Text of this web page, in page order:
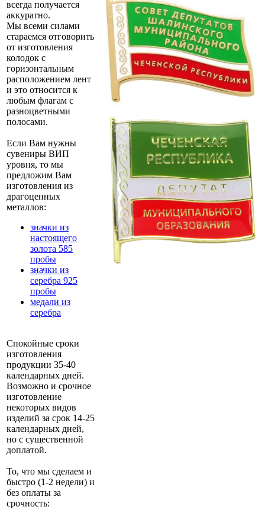
всегда получается
аккуратно.
Мы всеми силами
стараемся отговорить
от изготовления
колодок с
горизонтальным
расположением лент
и это относится к
любым флагам с
разноцветными
полосами.
Если Вам нужны
сувениры ВИП
уровня, то мы
предложим Вам
изготовления из
драгоценных
металлов:
значки из
настоящего
золота 585
пробы
значки из
серебра 925
пробы
медали из
серебра
Спокойные сроки
изготовления
продукции 35-40
календарных дней.
Возможно и срочное
изготовление
некоторых видов
изделий за срок 14-25
календарных дней,
но с существенной
доплатой.
То, что мы сделаем и
быстро (1-2 недели) и
без оплаты за
срочность: